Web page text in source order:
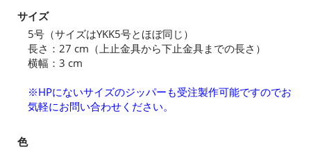
サイズ
5号（サイズはYKK5号とほぼ同じ）
長さ：27 cm（上止金具から下止金具までの長さ）
横幅：3 cm
※HPにないサイズのジッパーも受注製作可能ですのでお
気軽にお問い合わせください。
色